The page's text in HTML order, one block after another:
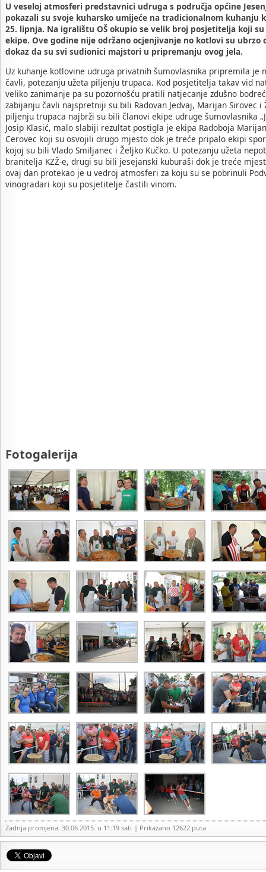
U veseloj atmosferi predstavnici udruga s područja općine
pokazali su svoje kuharsko umijeće na tradicionalnom kuhanju
25. lipnja. Na igralištu OŠ okupio se velik broj posjetitelja koji
ekipe. Ove godine nije održano ocjenjivanje no kotlovi su ubrzo
dokaz da su svi sudionici majstori u pripremanju ovog jela.
Uz kuhanje kotlovine udruga privatnih šumovlasnika pripremila je
čavli, potezanju užeta piljenju trupaca. Kod posjetitelja takav vid
veliko zanimanje pa su pozornošću pratili natjecanje zdušno
zabijanju čavli najspretniji su bili Radovan Jedvaj, Marijan Sirovec i
piljenju trupaca najbrži su bili članovi ekipe udruge šumovlasnika
Josip Klasić, malo slabiji rezultat postigla je ekipa Radoboja
Cerovec koji su osvojili drugo mjesto dok je treće pripalo ekipi
kojoj su bili Vlado Smiljanec i Željko Kučko. U potezanju užeta
branitelja KZŽ-e, drugi su bili jesejanski kuburaši dok je treće
ovaj dan protekao je u vedroj atmosferi za koju su se pobrinuli
vinogradari koji su posjetitelje častili vinom.
Fotogalerija
Zadnja promjena: 30.06.2015. u 11:19 sati | Prikazano 12622 puta